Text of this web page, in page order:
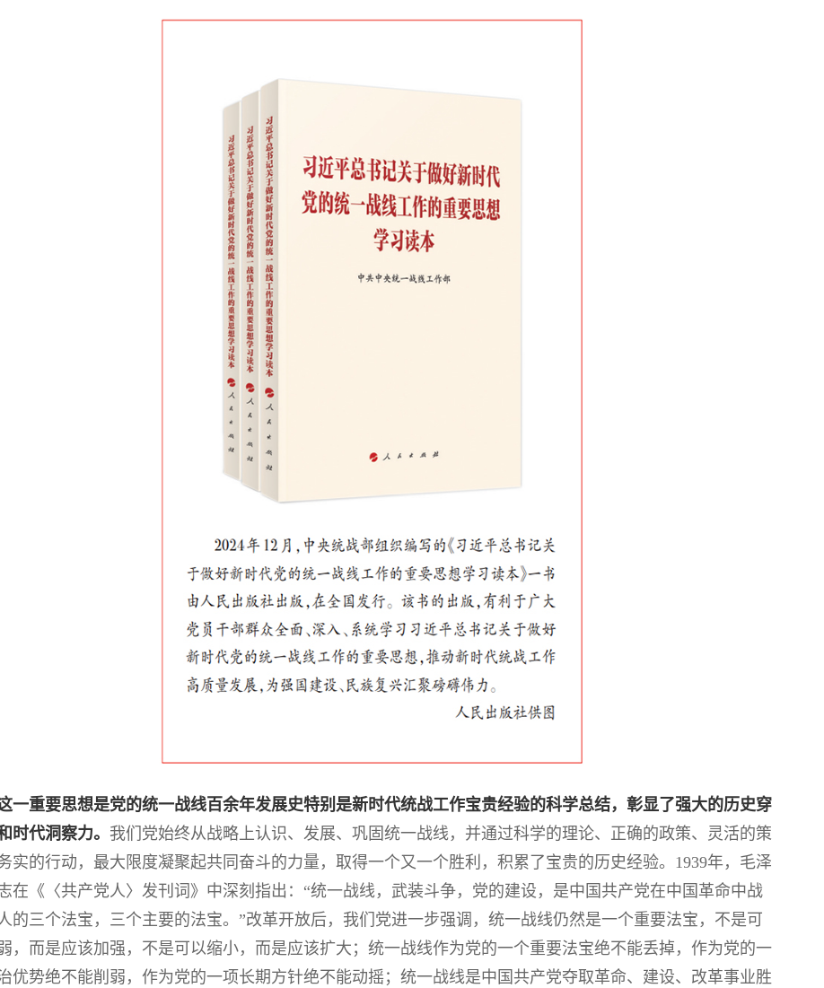
一重要思想是党的统一战线百余年发展史特别是新时代统战工作宝贵经验的科学总结，彰显了强大的历史穿
时代洞察力。 我们党始终从战略上认识、发展、巩固统一战线，并通过科学的理论、正确的政策、灵活的策
实的行动，最大限度凝聚起共同奋斗的力量，取得一个又一个胜利，积累了宝贵的历史经验。1939年，毛泽
在《〈共产党人〉发刊词》中深刻指出：“统一战线，武装斗争，党的建设，是中国共产党在中国革命中战
的三个法宝，三个主要的法宝。”改革开放后，我们党进一步强调，统一战线仍然是一个重要法宝，不是可
，而是应该加强，不是可以缩小，而是应该扩大；统一战线作为党的一个重要法宝绝不能丢掉，作为党的一
优势绝不能削弱，作为党的一项长期方针绝不能动摇；统一战线是中国共产党夺取革命、建设、改革事业胜